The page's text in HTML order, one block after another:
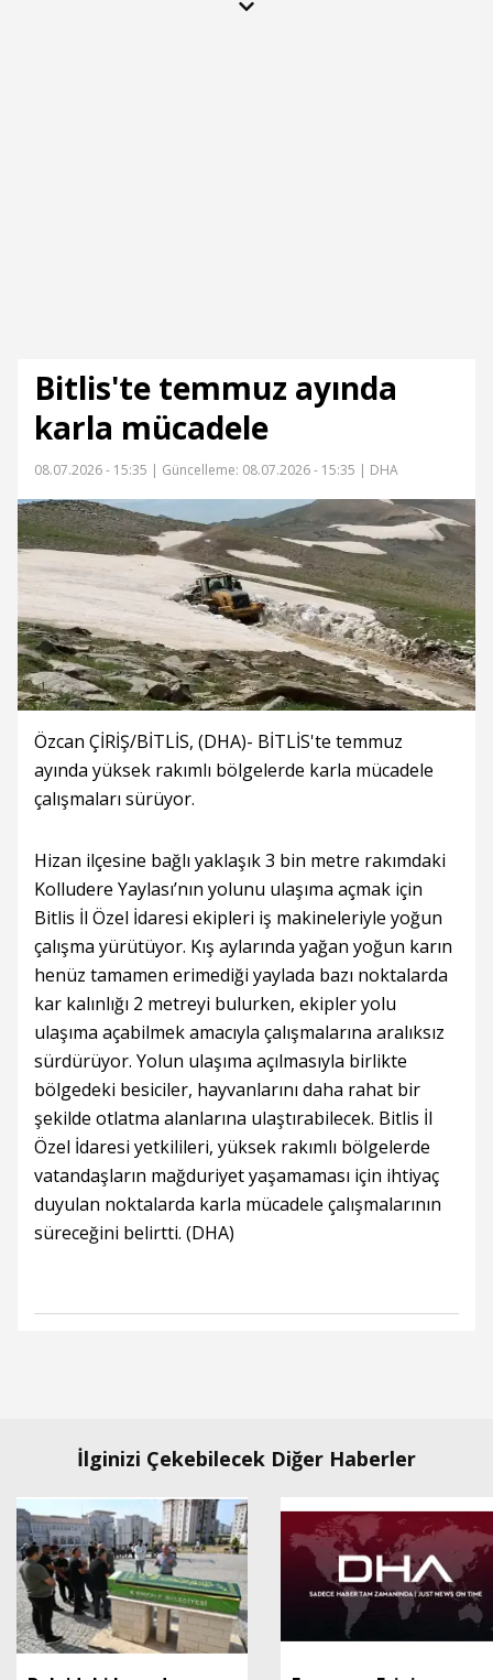
Bitlis'te temmuz ayında
karla mücadele
08.07.2026 - 15:35 | Güncelleme: 08.07.2026 - 15:35 | DHA
Özcan ÇİRİŞ/BİTLİS, (DHA)- BİTLİS'te temmuz
ayında yüksek rakımlı bölgelerde karla mücadele
çalışmaları sürüyor.
Hizan ilçesine bağlı yaklaşık 3 bin metre rakımdaki
Kolludere Yaylası’nın yolunu ulaşıma açmak için
Bitlis İl Özel İdaresi ekipleri iş makineleriyle yoğun
çalışma yürütüyor. Kış aylarında yağan yoğun karın
henüz tamamen erimediği yaylada bazı noktalarda
kar kalınlığı 2 metreyi bulurken, ekipler yolu
ulaşıma açabilmek amacıyla çalışmalarına aralıksız
sürdürüyor. Yolun ulaşıma açılmasıyla birlikte
bölgedeki besiciler, hayvanlarını daha rahat bir
şekilde otlatma alanlarına ulaştırabilecek. Bitlis İl
Özel İdaresi yetkilileri, yüksek rakımlı bölgelerde
vatandaşların mağduriyet yaşamaması için ihtiyaç
duyulan noktalarda karla mücadele çalışmalarının
süreceğini belirtti. (DHA)
İlginizi Çekebilecek Diğer Haberler